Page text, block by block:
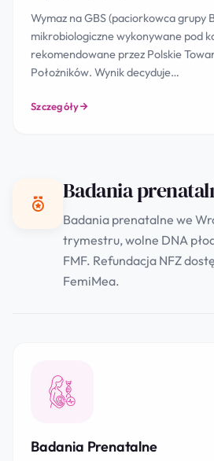
Wymaz na GBS (paciorkowca grupy
mikrobiologiczne wykonywane pod
rekomendowane przez Polskie
Położników. Wynik decyduje…
Szczegóły
Badania
Badania prenatalne we
trymestru, wolne DNA
FMF. Refundacja NFZ
FemiMea.
Badania Prenatalne